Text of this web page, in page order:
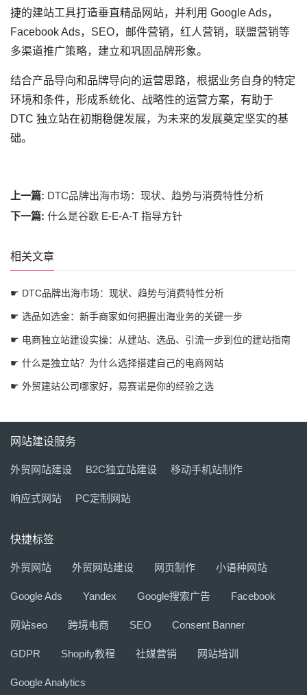
捷的建站工具打造垂直精品网站，并利用 Google Ads，
Facebook Ads，SEO，邮件营销，红人营销，联盟营销等
多渠道推广策略，建立和巩固品牌形象。
结合产品导向和品牌导向的运营思路，根据业务自身的特定
环境和条件，形成系统化、战略性的运营方案，有助于
DTC 独立站在初期稳健发展，为未来的发展奠定坚实的基
础。
上一篇: DTC品牌出海市场：现状、趋势与消费特性分析
下一篇: 什么是谷歌 E-E-A-T 指导方针
相关文章
☛ DTC品牌出海市场：现状、趋势与消费特性分析
☛ 选品如选金：新手商家如何把握出海业务的关键一步
☛ 电商独立站建设实操：从建站、选品、引流一步到位的建站指南
☛ 什么是独立站？为什么选择搭建自己的电商网站
☛ 外贸建站公司哪家好，易赛诺是你的经验之选
网站建设服务
外贸网站建设 B2C独立站建设 移动手机站制作
响应式网站 PC定制网站
快捷标签
外贸网站 外贸网站建设 网页制作 小语种网站
Google Ads Yandex Google搜索广告 Facebook
网站seo 跨境电商 SEO Consent Banner
GDPR Shopify教程 社媒营销 网站培训
Google Analytics